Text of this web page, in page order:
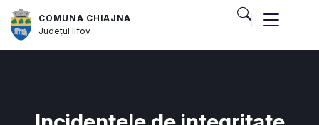
COMUNA CHIAJNA
JudețulIlfov